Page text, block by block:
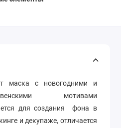
маска с новогодними и
мотивами
для создания фона в
и декупаже, отличается